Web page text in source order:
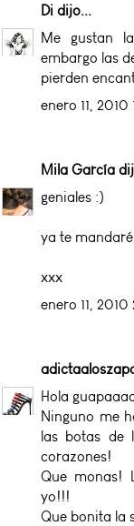
Di dijo...
Me gustan
embargo las
pierden
enero 11, 2010
Mila García
geniales :)
ya te
xxx
enero 11, 2010
Hola
Ninguno me
las botas de
corazones!
Que monas!
yo!!!
Que bonita la